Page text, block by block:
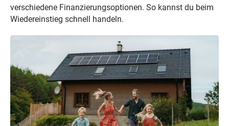
verschiedene Finanzierungsoptionen. So kannst du beim
Wiedereinstieg schnell handeln.